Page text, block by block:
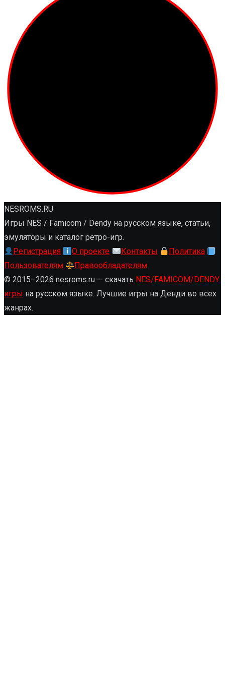
NESROMS.RU
Игры NES / Famicom / Dendy на русском языке, статьи,
эмуляторы и каталог ретро-игр.
Регистрация
О проекте Контакты
Политика
Пользователям
Правообладателям
© 2015–2026 nesroms.ru — скачать NES/FAMICOM/DENDY
игры на русском языке. Лучшие игры на Денди во всех
жанрах.